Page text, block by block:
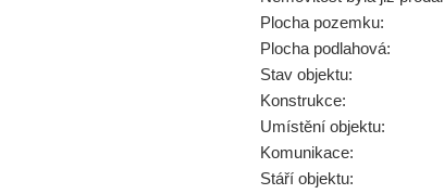
Plocha pozemku:
Plocha podlahová:
Stav objektu:
Konstrukce:
Umístění objektu:
Komunikace:
Stáří objektu: